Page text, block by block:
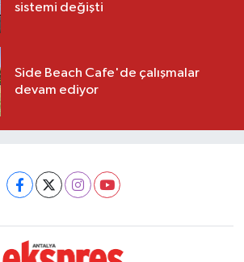
sistemi değişti
Side Beach Cafe'de çalışmalar
devam ediyor